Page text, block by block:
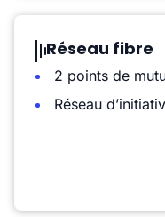
Réseau fibre
2 points de
Réseau